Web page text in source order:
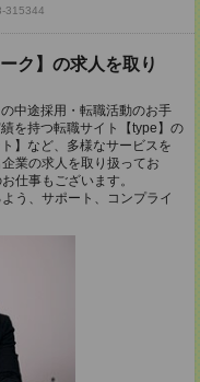
315344
ク】の求人を取り
中途採用・転職活動のお手
を持つ転職サイト【type】の
】など、多様なサービスを
業の求人を取り扱ってお
仕事もございます。
う、サポート、コンプライ